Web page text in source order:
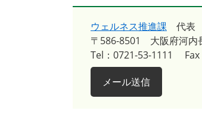
ウェルネス推進課
代表
〒586-8501
大阪府河内
Tel：0721-53-1111
メール送信